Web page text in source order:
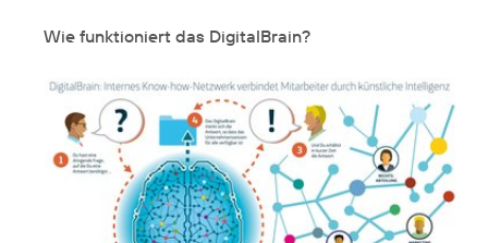
Wie funktioniert das DigitalBrain?